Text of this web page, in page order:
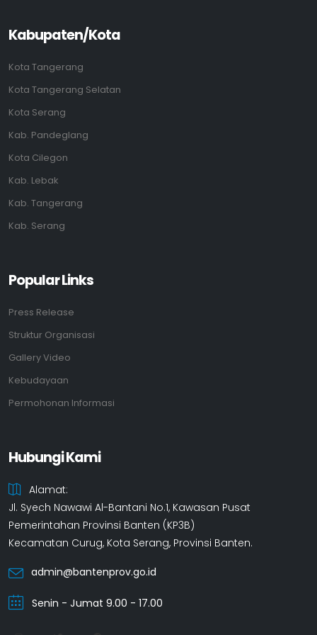
Kabupaten/Kota
Kota Tangerang
Kota Tangerang Selatan
Kota Serang
Kab. Pandeglang
Kota Cilegon
Kab. Lebak
Kab. Tangerang
Kab. Serang
Popular Links
Press Release
Struktur Organisasi
Gallery Video
Kebudayaan
Permohonan Informasi
Hubungi Kami
Alamat:
Jl. Syech Nawawi Al-Bantani No.1, Kawasan Pusat
Pemerintahan Provinsi Banten (KP3B)
Kecamatan Curug, Kota Serang, Provinsi Banten.
admin@bantenprov.go.id
Senin - Jumat 9.00 - 17.00